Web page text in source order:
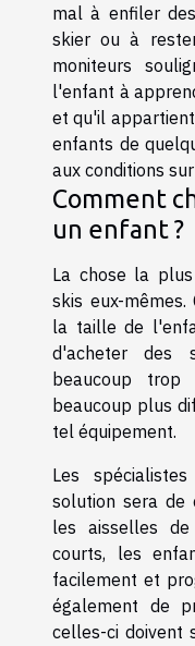
mal à enfiler
skier ou à
moniteurs
l'enfant à
et qu'il
enfants de
aux conditions
Comment
un enfant ?
La chose la
skis eux-
la taille de
d'acheter des
beaucoup trop
beaucoup plus
tel équipement.
Les
solution sera de
les aisselles
courts, les
facilement et
également de
celles-ci doivent